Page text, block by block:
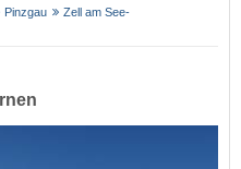
Pinzgau
Zell am See-